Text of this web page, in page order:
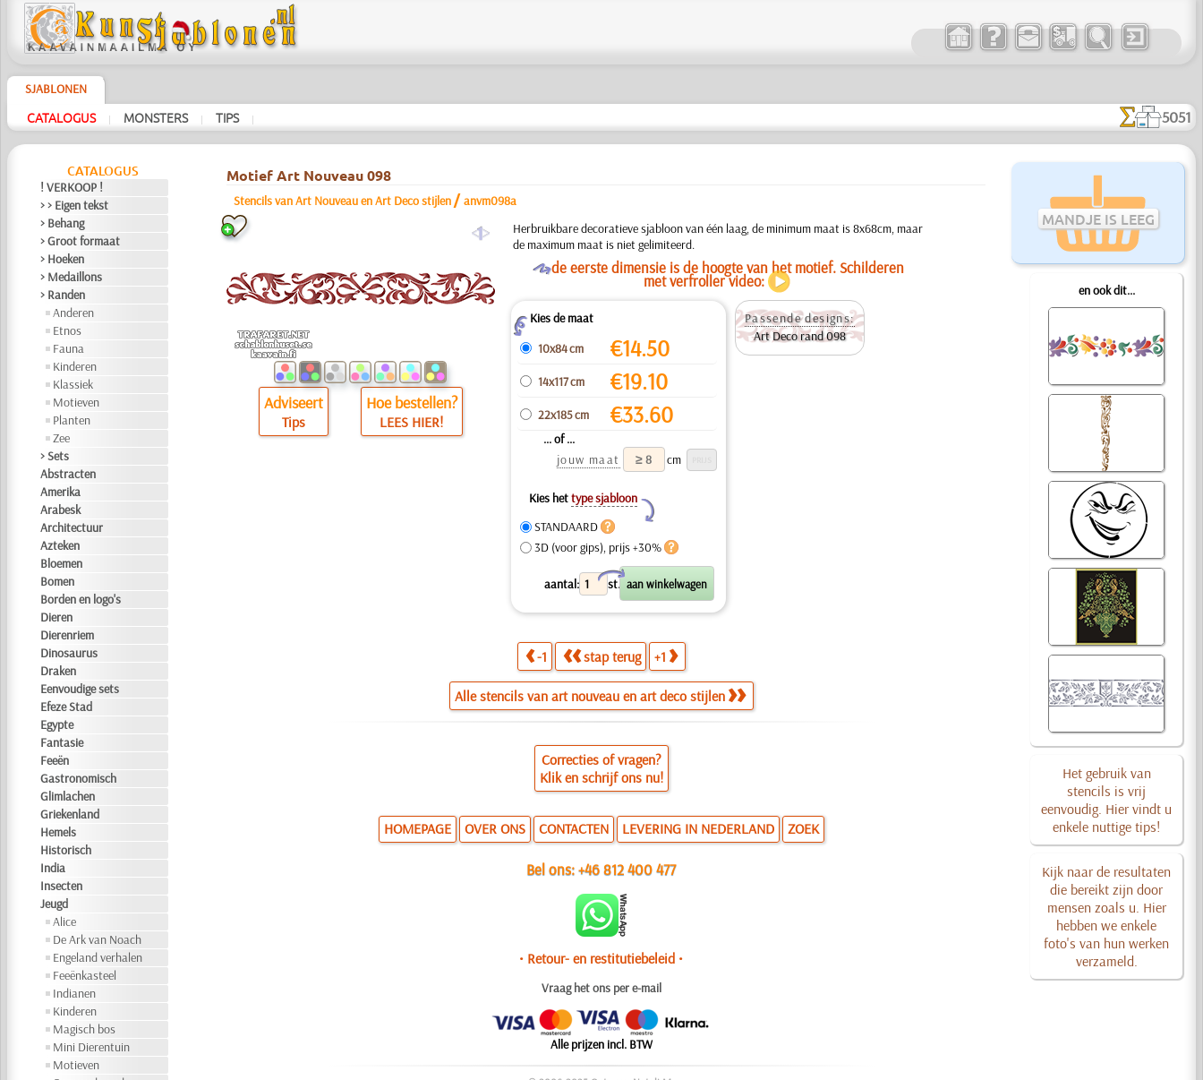
SJABLONEN
CATALOGUS | MONSTERS | TIPS | 5051
CATALOGUS
! VERKOOP !
> > Eigen tekst
> Behang
> Groot formaat
> Hoeken
> Medaillons
> Randen
Anderen
Etnos
Fauna
Kinderen
Klassiek
Motieven
Planten
Zee
> Sets
Abstracten
Amerika
Arabesk
Architectuur
Azteken
Bloemen
Bomen
Borden en logo's
Dieren
Dierenriem
Dinosaurus
Draken
Eenvoudige sets
Efeze Stad
Egypte
Fantasie
Feeën
Gastronomisch
Glimlachen
Griekenland
Hemels
Historisch
India
Insecten
Jeugd
Alice
De Ark van Noach
Engeland verhalen
Feeënkasteel
Indianen
Kinderen
Magisch bos
Mini Dierentuin
Motieven
MANDJE IS LEEG
en ook dit...
Het gebruik van
stencils is vrij
eenvoudig. Hier vindt u
enkele nuttige tips!
Kijk naar de resultaten
die bereikt zijn door
mensen zoals u. Hier
hebben we enkele
foto's van hun werken
verzameld.
Motief Art Nouveau 098
Stencils van Art Nouveau en Art Deco stijlen /anvm098a
a
Adviseert
Tips
Hoe bestellen?
LEES HIER!
Herbruikbare decoratieve sjabloon van één laag, de minimum maat is 8x68cm, maar
de maximum maat is niet gelimiteerd.
Ode eerste dimensie is de hoogte van het motief. Schilderen
met verfroller video:
ZKies de maat
10x84 cm
€14.50
14x117 cm €19.10
22x185 cm €33.60
... of ...
jouw maat
cm
Kies hettype sjabloon
Y
STANDAARD
3D (voor gips), prijs +30%
aantal: st.
X
Passende designs:
Art Deco rand 098
-1 stap terug +1
Alle stencils van art nouveau en art deco stijlen
Correcties of vragen?
Klik en schrijf ons nu!
HOMEPAGE OVER ONS CONTACTEN LEVERING IN NEDERLAND ZOEK
Bel ons:+46 812 400 477
• Retour- en restitutiebeleid •
Vraag het ons per e-mail
Alle prijzen incl. BTW